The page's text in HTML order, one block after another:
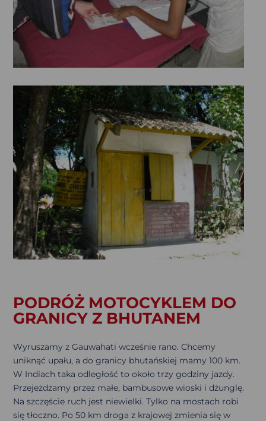
PODRÓŻ MOTOCYKLEM DO
GRANICY Z BHUTANEM
Wyruszamy z Gauwahati wcześnie rano. Chcemy
uniknąć upału, a do granicy bhutańskiej mamy 100 km.
W Indiach taka odległość to około trzy godziny jazdy.
Przejeżdżamy przez małe, bambusowe wioski i dżunglę.
Na szczęście ruch jest niewielki. Tylko na mostach robi
się tłoczno. Po 50 km droga z krajowej zmienia się w